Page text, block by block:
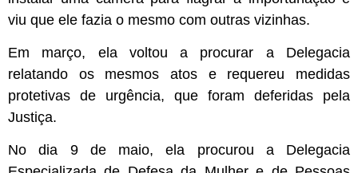
viu que ele fazia o mesmo com outras vizinhas.
Em março, ela voltou a procurar a Delegacia
relatando os mesmos atos e requereu medidas
protetivas de urgência, que foram deferidas pela
Justiça.
No dia 9 de maio, ela procurou a Delegacia